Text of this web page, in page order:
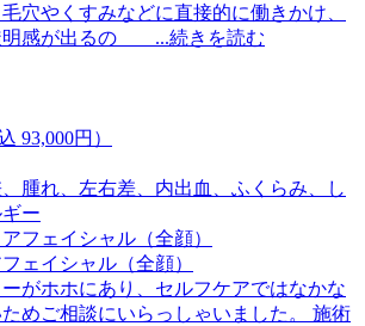
穴やくすみなどに直接的に働きかけ、
明感が出るの ...続きを読む
93,000円）
腫れ、左右差、内出血、ふくらみ、し
ー
ェイシャル（全顔）
がホホにあり、セルフケアではなかな
めご相談にいらっしゃいました。 施術